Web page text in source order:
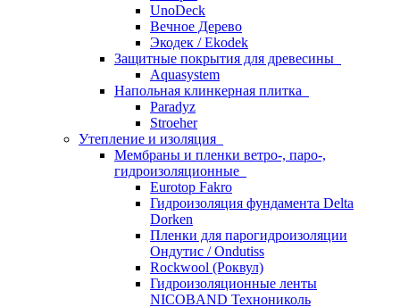
UnoDeck
Вечное Дерево
Экодек / Ekodek
Защитные покрытия для древесины
Aquasystem
Напольная клинкерная плитка
Paradyz
Stroeher
Утепление и изоляция
Мембраны и пленки ветро-, паро-,
гидроизоляционные
Eurotop Fakro
Гидроизоляция фундамента Delta
Dorken
Пленки для парогидроизоляции
Ондутис / Ondutiss
Rockwool (Роквул)
Гидроизоляционные ленты
NICOBAND Технониколь